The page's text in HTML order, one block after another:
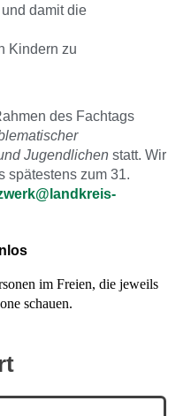
damit die
Kindern zu
des Fachtags
Jugendlichen statt. Wir
spätestens zum 31.